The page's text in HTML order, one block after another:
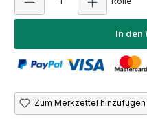
In den
Zum Merkzettel hinzufügen